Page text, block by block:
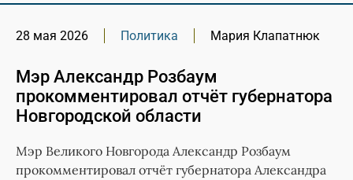
28 мая 2026 Политика Мария Клапатнюк
Мэр Александр Розбаум
прокомментировал отчёт губернатора
Новгородской области
Мэр Великого Новгорода Александр Розбаум
прокомментировал отчёт губернатора Александра